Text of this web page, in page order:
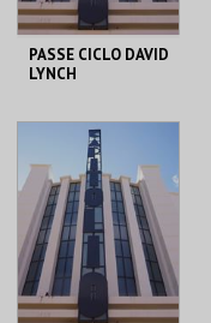
PASSE CICLO DAVID
LYNCH
AQUISIÇÃO
MAIS INFO
COMPRAR